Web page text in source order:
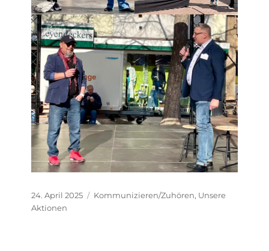
Veröffentlicht
am
24. April 2025 Kategorien
Kommunizieren/Zuhören, Unsere
Aktionen